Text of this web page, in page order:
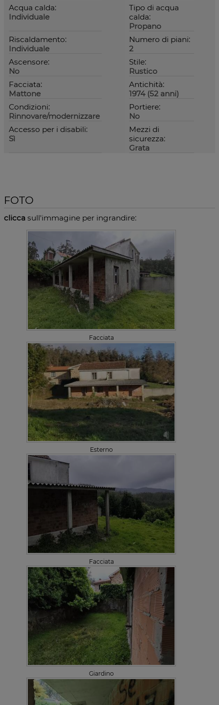
Acqua calda:
Individuale
Tipo di acqua
calda:
Propano
Riscaldamento:
Individuale
Numero di piani:
2
Ascensore:
No
Stile:
Rustico
Facciata:
Mattone
Antichità:
1974 (52 anni)
Condizioni:
Rinnovare/modernizzare
Portiere:
No
Accesso per i disabili:
Sì
Mezzi di
sicurezza:
Grata
FOTO
clicca sull'immagine per ingrandire:
Facciata
Esterno
Facciata
Giardino